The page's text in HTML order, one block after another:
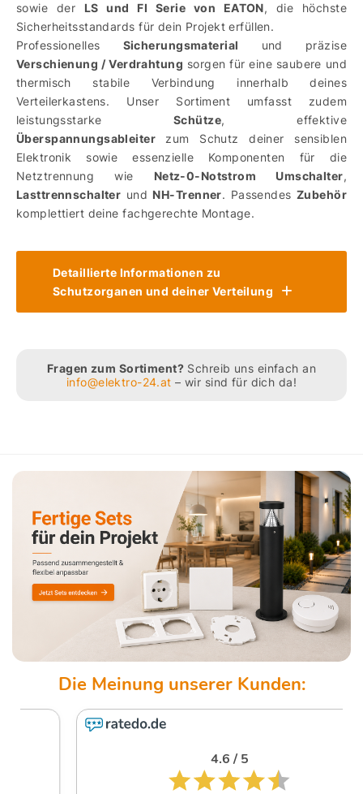
sowie der LS und FI Serie von EATON, die höchste
Sicherheitsstandards für dein Projekt erfüllen.
Professionelles Sicherungsmaterial und präzise
Verschienung / Verdrahtung sorgen für eine saubere und
thermisch stabile Verbindung innerhalb deines
Verteilerkastens. Unser Sortiment umfasst zudem
leistungsstarkeSchütze, effektive
Überspannungsableiter zum Schutz deiner sensiblen
Elektronik sowie essenzielle Komponenten für die
Netztrennung wie Netz-0-Notstrom Umschalter,
Lasttrennschalter und NH-Trenner. Passendes Zubehör
komplettiert deine fachgerechte Montage.
Detaillierte Informationen zu
Schutzorganen und deiner Verteilung
Fragen zum Sortiment? Schreib uns einfach an
info@elektro-24.at – wir sind für dich da!